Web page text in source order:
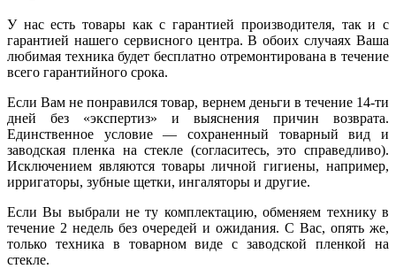
У нас есть товары как с гарантией производителя, так и с
гарантией нашего сервисного центра. В обоих случаях Ваша
любимая техника будет бесплатно отремонтирована в течение
всего гарантийного срока.
Если Вам не понравился товар, вернем деньги в течение 14-ти
дней без «экспертиз» и выяснения причин возврата.
Единственное условие — сохраненный товарный вид и
заводская пленка на стекле (согласитесь, это справедливо).
Исключением являются товары личной гигиены, например,
ирригаторы, зубные щетки, ингаляторы и другие.
Если Вы выбрали не ту комплектацию, обменяем технику в
течение 2 недель без очередей и ожидания. С Вас, опять же,
только техника в товарном виде с заводской пленкой на
стекле.